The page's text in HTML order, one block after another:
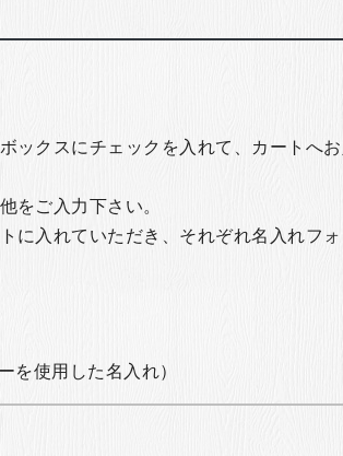
ックスにチェックを入れて、カートへ
をご入力下さい。
に入れていただき、それぞれ名入れフ
を使用した名入れ）